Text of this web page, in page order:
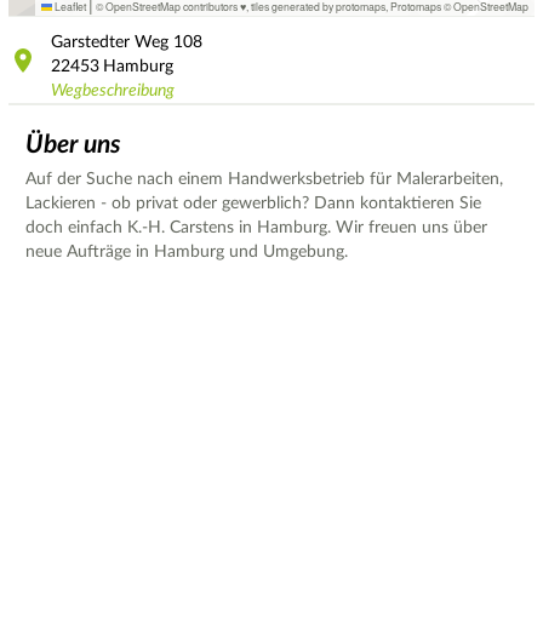
Leaflet © OpenStreetMap contributors ♥, tiles generated by protomaps Protomaps©OpenStreetMap
Garstedter Weg 108
22453 Hamburg
Wegbeschreibung
Über uns
Auf der Suche nach einem Handwerksbetrieb für Malerarbeiten,
Lackieren - ob privat oder gewerblich? Dann kontaktieren Sie
doch einfach K.-H. Carstens in Hamburg. Wir freuen uns über
neue Aufträge in Hamburg und Umgebung.